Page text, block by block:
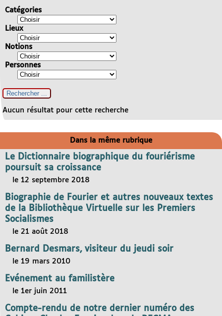
Catégories
Lieux
Notions
Personnes
Aucun résultat pour cette recherche
Dans la même rubrique
Le Dictionnaire biographique du fouriérisme
poursuit sa croissance
le 12 septembre 2018
Biographie de Fourier et autres nouveaux textes
de la Bibliothèque Virtuelle sur les Premiers
Socialismes
le 21 août 2018
Bernard Desmars, visiteur du jeudi soir
le 19 mars 2010
Evénement au familistère
le 1er juin 2011
Compte-rendu de notre dernier numéro des